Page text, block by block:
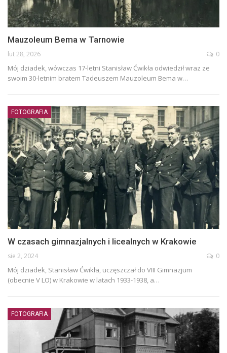
Mauzoleum Bema w Tarnowie
lut 28, 2026 0
Mój dziadek, wówczas 17-letni Stanisław Ćwikła odwiedził wraz ze
swoim 30-letnim bratem Tadeuszem Mauzoleum Bema w…
FOTOGRAFIA
W czasach gimnazjalnych i licealnych w Krakowie
sie 2, 2024 0
Mój dziadek, Stanisław Ćwikła, uczęszczał do VIII Gimnazjum
(obecnie V LO) w Krakowie w latach 1933-1938, a…
FOTOGRAFIA